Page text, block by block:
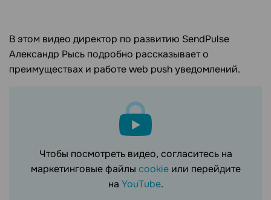
В этом видео директор по развитию SendPulse
Александр Рысь подробно рассказывает о
преимуществах и работе web push уведомлений.
Чтобы посмотреть видео, согласитесь на
маркетинговые файлы cookie или перейдите
на YouTube.